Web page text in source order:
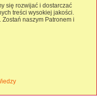
się rozwijać i dostarczać
treści wysokiej jakości.
naszym Patronem i